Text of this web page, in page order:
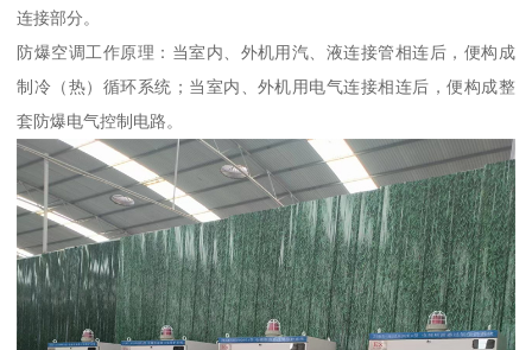
连接部分。
防爆空调工作原理：当室内、外机用汽、液连接管相连后，便构成
制冷（热）循环系统；当室内、外机用电气连接相连后，便构成整
套防爆电气控制电路。